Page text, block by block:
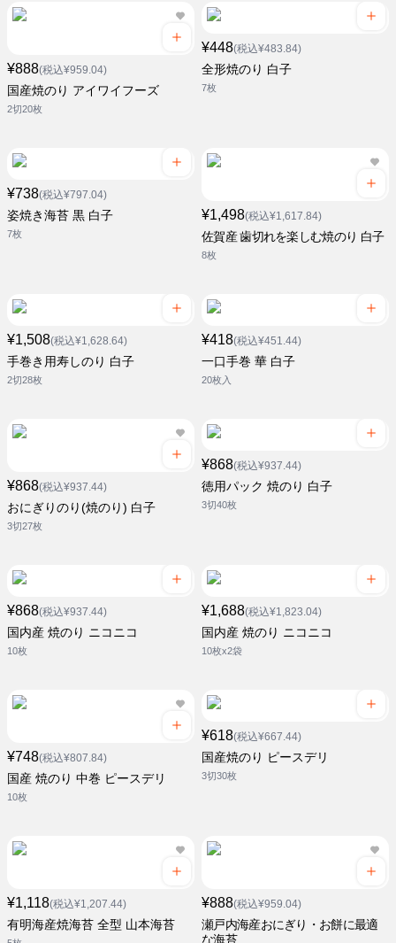
¥888(税込¥959.04)
国産焼のり アイワイフーズ
2切20枚
¥448(税込¥483.84)
全形焼のり 白子
7枚
¥738(税込¥797.04)
姿焼き海苔 黒 白子
7枚
¥1,498(税込¥1,617.84)
佐賀産 歯切れを楽しむ焼のり 白子
8枚
¥1,508(税込¥1,628.64)
手巻き用寿しのり 白子
2切28枚
¥418(税込¥451.44)
一口手巻 華 白子
20枚入
¥868(税込¥937.44)
おにぎりのり(焼のり) 白子
3切27枚
¥868(税込¥937.44)
徳用パック 焼のり 白子
3切40枚
¥868(税込¥937.44)
国内産 焼のり ニコニコ
10枚
¥1,688(税込¥1,823.04)
国内産 焼のり ニコニコ
10枚x2袋
¥748(税込¥807.84)
国産 焼のり 中巻 ピースデリ
10枚
¥618(税込¥667.44)
国産焼のり ピースデリ
3切30枚
¥1,118(税込¥1,207.44)
有明海産焼海苔 全型 山本海苔
¥888(税込¥959.04)
瀬戸内海産おにぎり・お餅に最適
な海苔